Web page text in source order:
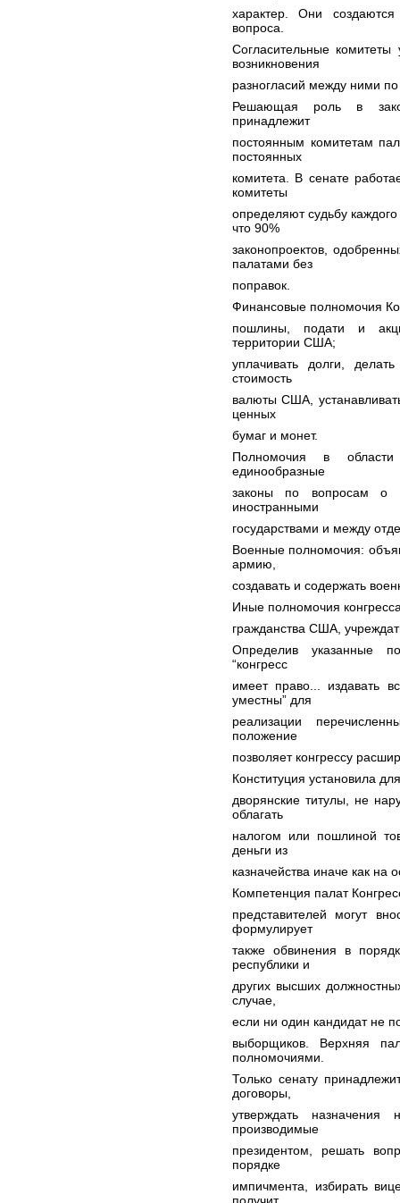
характер. Они
вопроса.
Согласительные
возникновения
разногласий между ними
Решающая роль в
принадлежит
постоянным комитетам
постоянных
комитета. В сенате
комитеты
определяют судьбу каждого
что 90%
законопроектов,
палатами без
поправок.
Финансовые полномочия
пошлины, подати и
территории США;
уплачивать долги,
стоимость
валюты США,
ценных
бумаг и монет.
Полномочия в
единообразные
законы по вопросам о
иностранными
государствами и между
Военные полномочия:
армию,
создавать и содержать
Иные полномочия
гражданства США,
Определив указанные
“конгресс
имеет право... издавать
уместны” для
реализации
положение
позволяет конгрессу
Конституция установила
дворянские титулы, не
облагать
налогом или пошлиной
деньги из
казначейства иначе как на
Компетенция палат
представителей могут
формулирует
также обвинения в
республики и
других высших
случае,
если ни один кандидат не
выборщиков. Верхняя
полномочиями.
Только сенату
договоры,
утверждать
производимые
президентом, решать
порядке
импичмента, избирать